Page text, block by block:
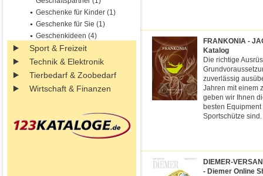
Geschenke für Kinder (1)
Geschenke für Sie (1)
Geschenkideen (4)
Sport & Freizeit
Technik & Elektronik
Tierbedarf & Zoobedarf
Wirtschaft & Finanzen
FRANKONIA -
Katalog
Die richtige
zuverlässig
Jahren mit einem
geben wir Ihnen
besten
Sportschütze sind.
DIEMER-
- Diemer Online